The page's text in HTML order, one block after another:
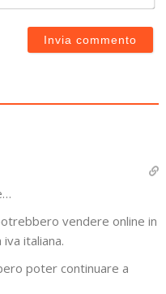
vendere online in
italiana.
poter continuare a